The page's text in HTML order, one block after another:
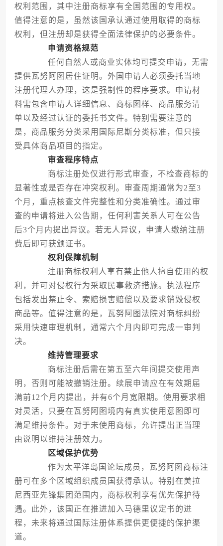
权利范围，其中注册商标享有全国范围的专用权。
值得注意的是，虽然该国承认通过使用取得的商标
权利，但注册却是获得全面法律保护的必要条件。
申请资格规范
任何自然人或商业实体均可提交申请，无需
提供瓦努阿图居住证明。外国申请人必须委托当地
注册代理人办理，这是强制性的程序要求。申请材
料需包含申请人详细信息、商标图样、商品服务清
单以及经过认证的委托书文件。特别需要注意的
是，商品服务分类采用国际尼斯分类标准，但只接
受具体商品项目的指定。
审查程序特点
商标注册处仅进行形式审查，不检查商标的
显著性或是否存在冲突权利。审查周期通常为2至3
个月，重点核查文件完整性和分类准确性。通过审
查的申请将进入公告期，任何利害关系人可在公告
后3个月内提出异议。若无人异议，申请人缴纳注册
费后即可获颁证书。
权利保障机制
注册商标权利人享有禁止他人擅自使用的权
利，并可对侵权行为采取民事救济措施。执法程序
包括发出禁止令、索赔损害赔偿以及要求销毁侵权
商品等。值得注意的是，瓦努阿图法院对商标纠纷
采用快速审理机制，通常六个月内即可完成一审判
决。
维持管理要求
商标注册后需在第五至六年间提交使用声
明，否则可能被撤销注册。续展申请应在有效期届
满前12个月内提出，并有6个月宽限期。使用要求相
对灵活，只要在瓦努阿图境内有真实使用意图即可
满足维持条件。对于未使用商标，允许提出正当理
由说明以维持注册效力。
区域保护优势
作为太平洋岛国论坛成员，瓦努阿图商标注
册可在多个区域组织成员国获得承认。特别在美拉
尼西亚先锋集团范围内，商标权利享有优先保护待
遇。此外，该国正在推进加入马德里议定书的进
程，未来将通过国际注册体系提供更便捷的保护渠
道。